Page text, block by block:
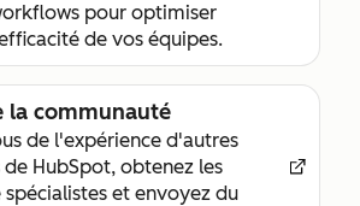
pour optimiser
de vos équipes.
la communauté
de l'expérience d'autres
HubSpot, obtenez les
spécialistes et envoyez du